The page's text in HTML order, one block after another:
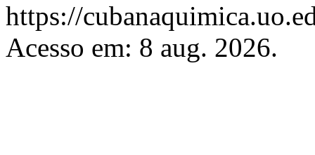
https://
Acesso em: 8 aug. 2026.